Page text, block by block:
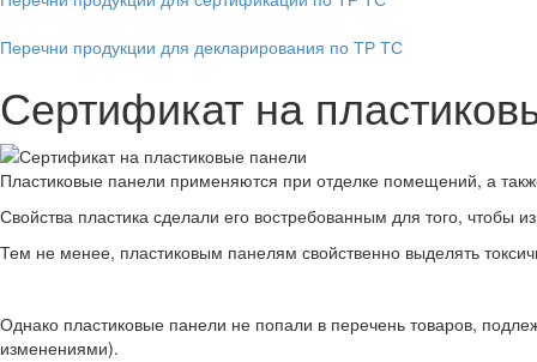
Перечни продукции для декларирования по ТР ТС
Сертификат на
Пластиковые панели применяются при отделке помещений, а
Свойства пластика сделали его востребованным для того, чтобы
Тем не менее, пластиковым панелям свойственно выделять
Однако пластиковые панели не попали в перечень товаров,
изменениями).